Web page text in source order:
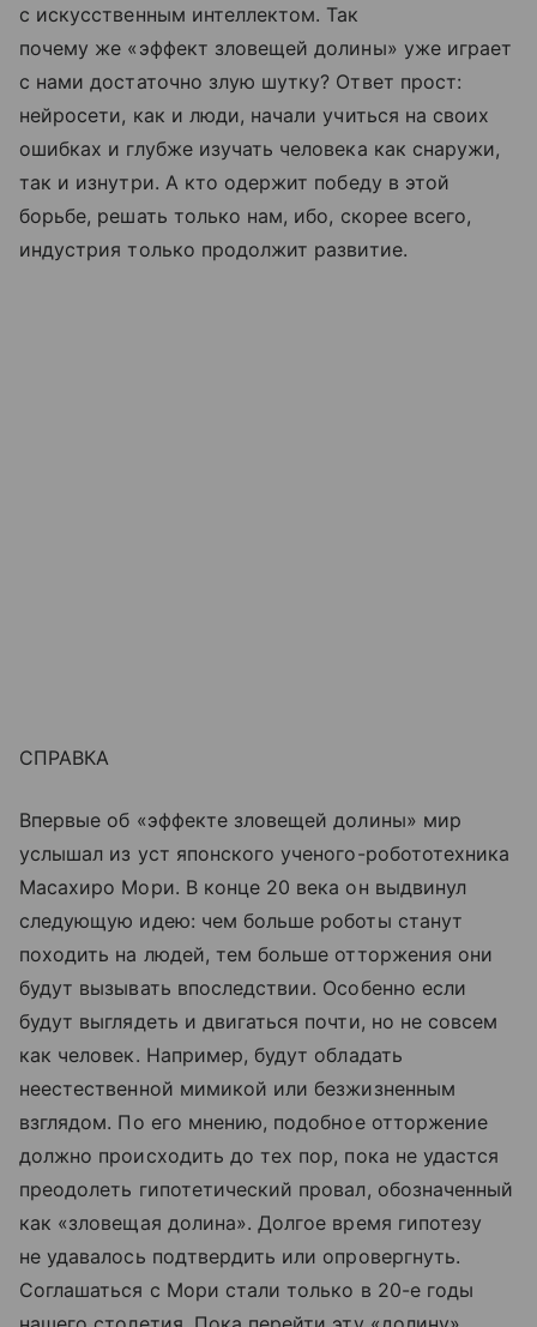
с искусственным интеллектом. Так
почему же «эффект зловещей долины» уже играет
с нами достаточно злую шутку? Ответ прост:
нейросети, как и люди, начали учиться на своих
ошибках и глубже изучать человека как снаружи,
так и изнутри. А кто одержит победу в этой
борьбе, решать только нам, ибо, скорее всего,
индустрия только продолжит развитие.
СПРАВКА
Впервые об «эффекте зловещей долины» мир
услышал из уст японского ученого-робототехника
Масахиро Мори. В конце 20 века он выдвинул
следующую идею: чем больше роботы станут
походить на людей, тем больше отторжения они
будут вызывать впоследствии. Особенно если
будут выглядеть и двигаться почти, но не совсем
как человек. Например, будут обладать
неестественной мимикой или безжизненным
взглядом. По его мнению, подобное отторжение
должно происходить до тех пор, пока не удастся
преодолеть гипотетический провал, обозначенный
как «зловещая долина». Долгое время гипотезу
не удавалось подтвердить или опровергнуть.
Соглашаться с Мори стали только в 20-е годы